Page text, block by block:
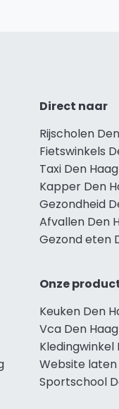
Direct naar
Rijscholen
Fietswinkels
Taxi Den Haag
Kapper Den
Gezondheid
Afvallen Den
Gezond eten
Onze
Keuken Den
Vca Den Haag
Kledingwinkel
Website
Sportschool